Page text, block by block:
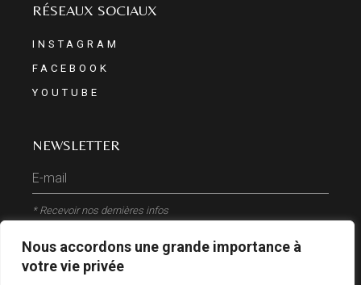
Nous accordons une grande importance à
votre vie privée
RÉSEAUX SOCIAUX
INSTAGRAM
FACEBOOK
YOUTUBE
NEWSLETTER
* Recevoir nos dernières infos
ENVOYER